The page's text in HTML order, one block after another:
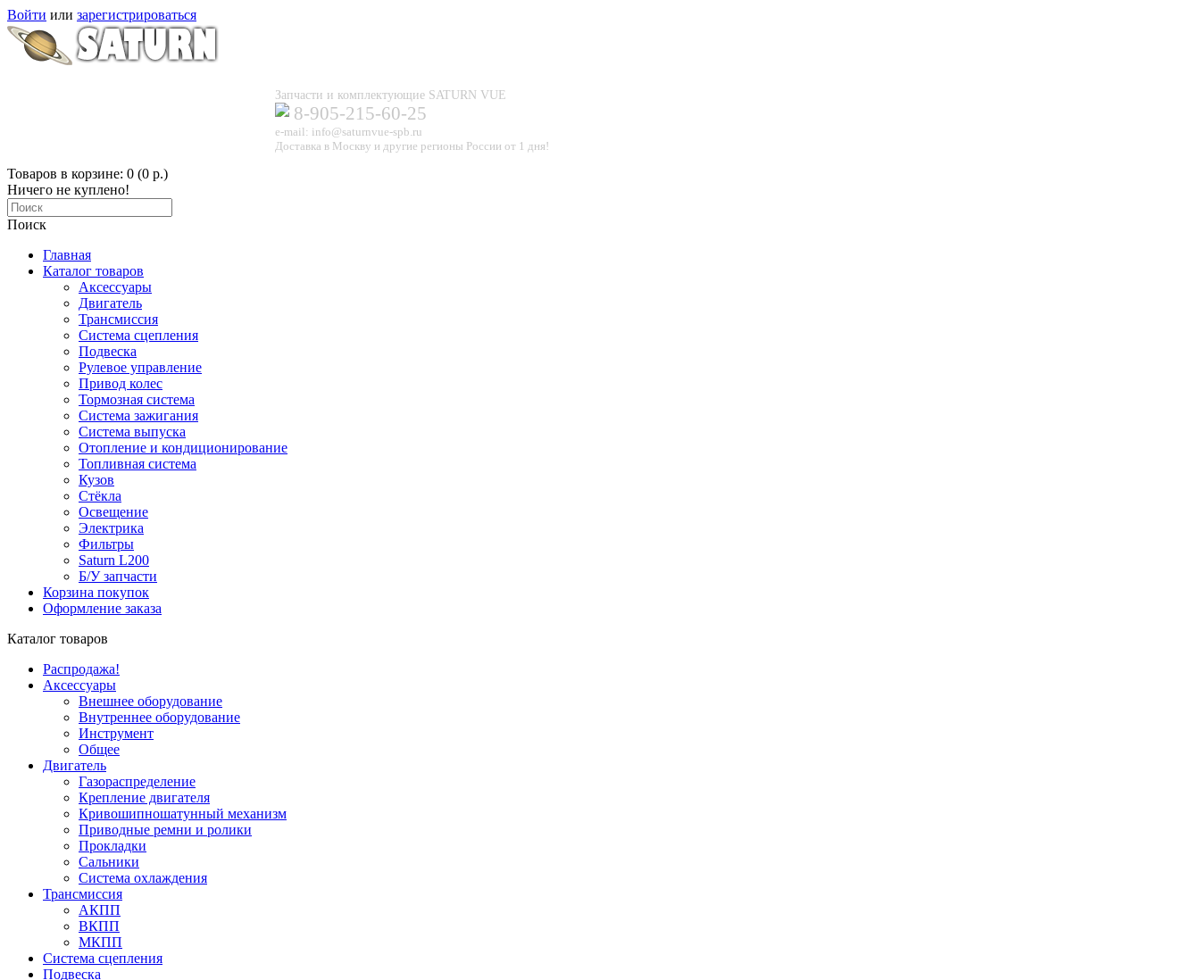
Войти или зарегистрироваться
Запчасти и комплектующие SATURN VUE
8-905-215-60-25
e-mail: info@saturnvue-spb.ru
Доставка в Москву и другие регионы России от 1 дня!
Товаров в корзине: 0 (0 р.)
Ничего не куплено!
Поиск
Главная
Каталог товаров
Аксессуары
Двигатель
Трансмиссия
Система сцепления
Подвеска
Рулевое управление
Привод колес
Тормозная система
Система зажигания
Система выпуска
Отопление и кондиционирование
Топливная система
Кузов
Стёкла
Освещение
Электрика
Фильтры
Saturn L200
Б/У запчасти
Корзина покупок
Оформление заказа
Каталог товаров
Распродажа!
Аксессуары
Внешнее оборудование
Внутреннее оборудование
Инструмент
Общее
Двигатель
Газораспределение
Крепление двигателя
Кривошипношатунный механизм
Приводные ремни и ролики
Прокладки
Сальники
Система охлаждения
Трансмиссия
АКПП
ВКПП
МКПП
Система сцепления
Подвеска